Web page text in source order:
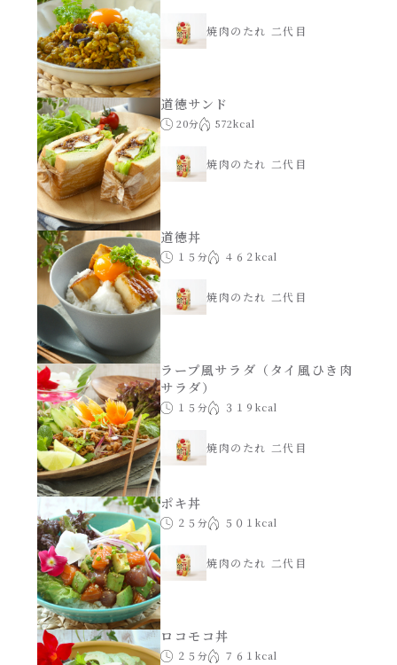
焼肉のたれ 二代目
道徳サンド
20分 572kcal
焼肉のたれ 二代目
道徳丼
１５分 ４６２kcal
焼肉のたれ 二代目
ラープ風サラダ（タイ風ひき肉
サラダ）
１５分 ３１９kcal
焼肉のたれ 二代目
ポキ丼
２５分 ５０１kcal
焼肉のたれ 二代目
ロコモコ丼
２５分 ７６１kcal